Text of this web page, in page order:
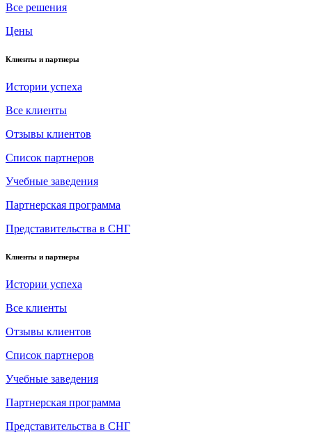
Все решения
Цены
Клиенты и партнеры
Истории успеха
Все клиенты
Отзывы клиентов
Список партнеров
Учебные заведения
Партнерская программа
Представительства в СНГ
Клиенты и партнеры
Истории успеха
Все клиенты
Отзывы клиентов
Список партнеров
Учебные заведения
Партнерская программа
Представительства в СНГ